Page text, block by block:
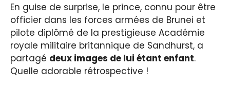
En guise de surprise, le prince, connu pour être
officier dans les forces armées de Brunei et
pilote diplômé de la prestigieuse Académie
royale militaire britannique de Sandhurst, a
partagé deux images de lui étant enfant.
Quelle adorable rétrospective !